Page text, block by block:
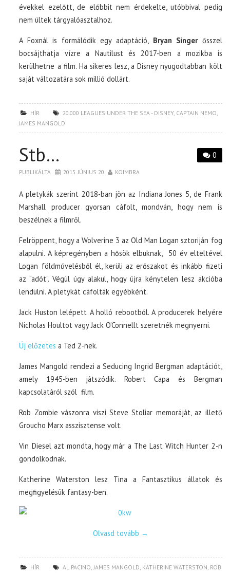
évekkel ezelőtt, de előbbit nem érdekelte, utóbbival pedig
nem ültek tárgyalóasztalhoz.
A Foxnál is formálódik egy adaptáció, Bryan Singerősszel
bocsájthatja vízre a Nautilust és 2017-ben a mozikba is
kerülhetne a film. Ha sikeres lesz, a Disney nyugodtabban költ
saját változatára sok millió dollárt.
HÍR 20.000 LEAGUES UNDER THE SEA - DISNEY, CAPTAIN NEMO,
JAMES MANGOLD
0
Stb…
PUBLIKÁLTA 2015. JÚNIUS 20. KOIMBRA
A pletykák szerint 2018-ban jön az Indiana Jones 5, de Frank
Marshall producer gyorsan cáfolt, mondván, hogy nem is
beszélnek a filmről.
Felröppent, hogy a Wolverine 3 az Old Man Logan sztoriján fog
alapulni. A képregényben a hősök elbuknak, 50 év elteltével
Logan földművelésből él, kerüli az erőszakot és inkább fizeti
az “adót”. Végül úgy alakul, hogy újra kénytelen lesz akcióba
lendülni. A pletykát cáfolták egyébként.
Jack Huston lelépett A holló rebootból. A producerek helyére
Nicholas Houltot vagy Jack O’Connellt szeretnék megnyerni.
Új előzetesa Ted 2-nek.
James Mangold rendezi a Seducing Ingrid Bergman adaptációt,
amely 1945-ben játszódik. Robert Capa és Bergman
kapcsolatáról szól film.
Rob Zombie vászonra viszi Steve Stoliar memoráját, az illető
Groucho Marx asszisztense volt.
Vin Diesel azt mondta, hogy már a The Last Witch Hunter 2-n
gondolkodnak.
Katherine Waterston lesz Tina a Fantasztikus állatok és
megfigyelésük fantasy-ben.
Olvasd tovább →
HÍR AL PACINO,JAMES MANGOLD, KATHERINE WATERSTON, ROB